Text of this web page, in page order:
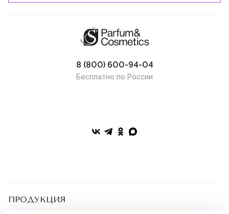
8 (800) 600-94-04
Бесплатно по России
ПРОДУКЦИЯ